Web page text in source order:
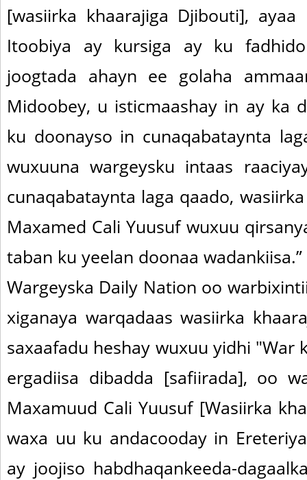
[wasiirka khaarajiga Djibouti],
Itoobiya ay kursiga ay ku
joogtada ahayn ee golaha
Midoobey, u isticmaashay in ay ka
ku doonayso in cunaqabataynta
wuxuuna wargeysku intaas
cunaqabataynta laga qaado,
Maxamed Cali Yuusuf wuxuu
taban ku yeelan doonaa wadankiisa.”
Wargeyska Daily Nation oo
xiganaya warqadaas wasiirka
saxaafadu heshay wuxuu yidhi "War
ergadiisa dibadda [safiirada], oo
Maxamuud Cali Yuusuf [Wasiirka
waxa uu ku andacooday in
ay joojiso habdhaqankeeda-